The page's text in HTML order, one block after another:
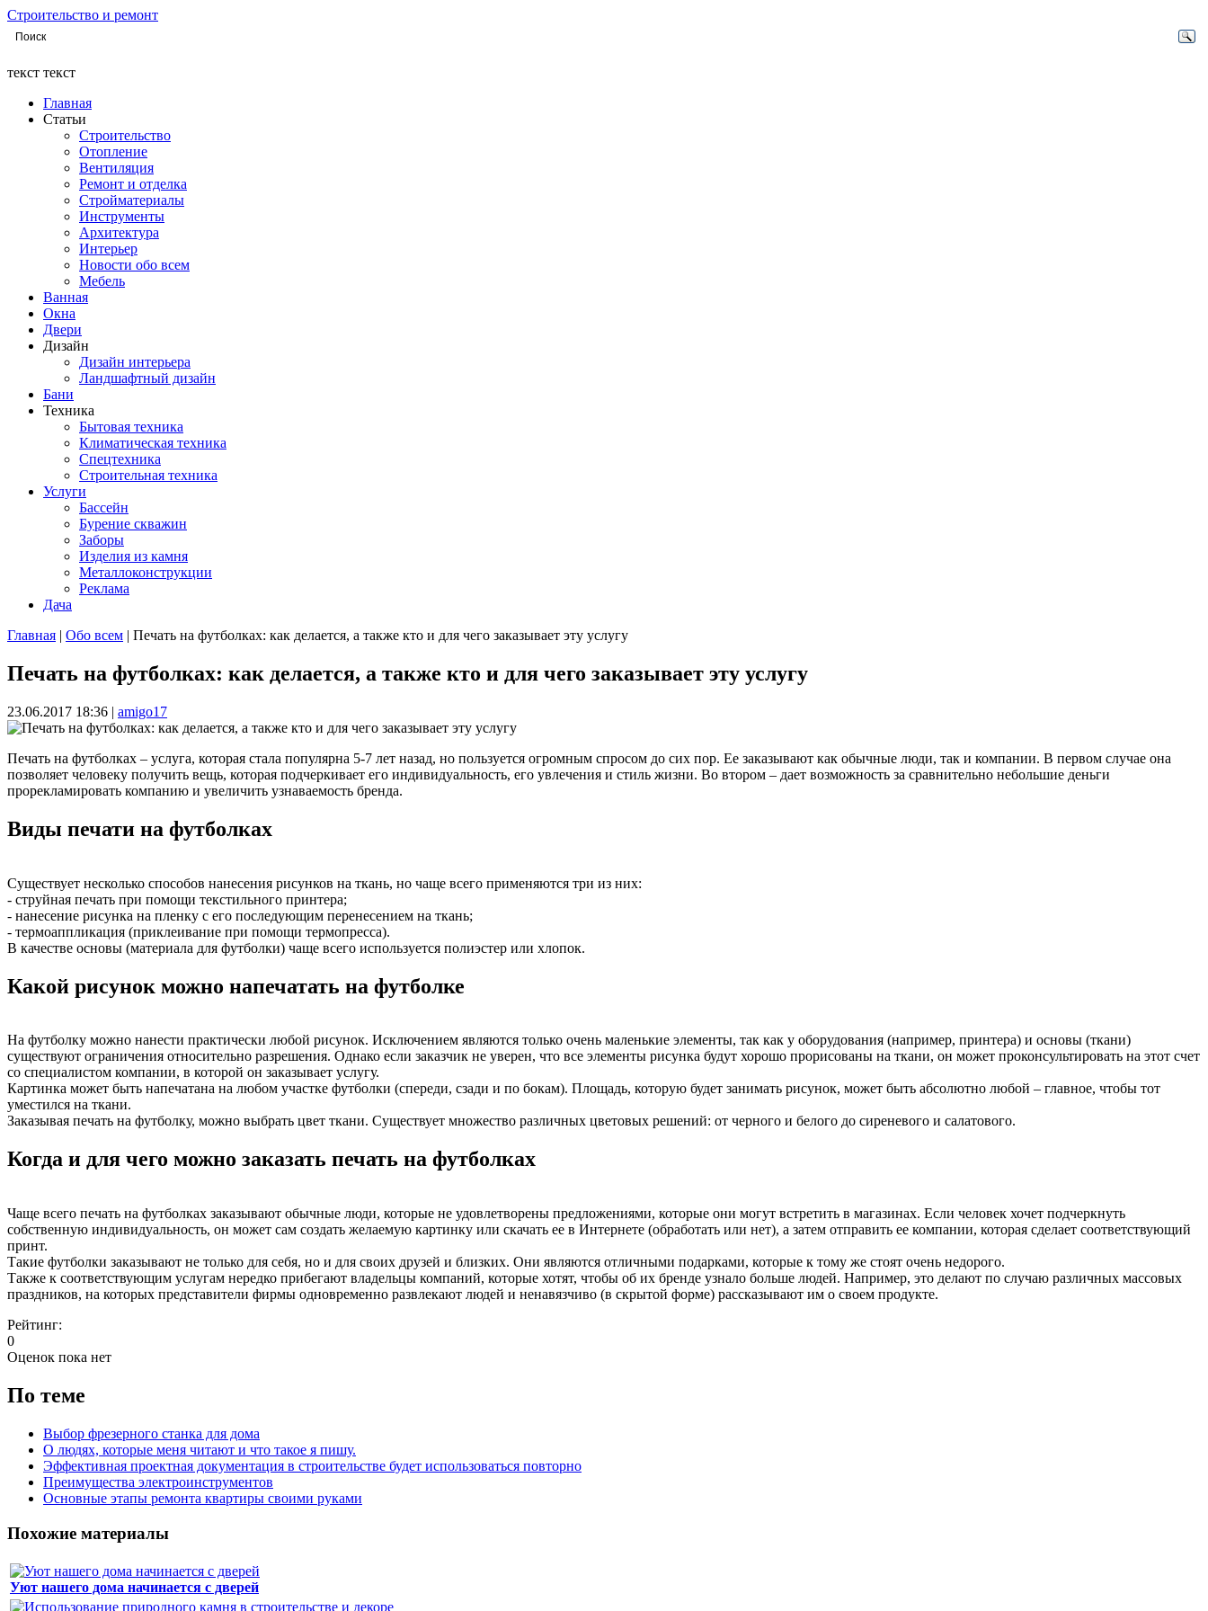
Строительство и ремонт
текст текст
Главная
Статьи
Строительство
Отопление
Вентиляция
Ремонт и отделка
Стройматериалы
Инструменты
Архитектура
Интерьер
Новости обо всем
Мебель
Ванная
Окна
Двери
Дизайн
Дизайн интерьера
Ландшафтный дизайн
Бани
Техника
Бытовая техника
Климатическая техника
Спецтехника
Строительная техника
Услуги
Бассейн
Бурение скважин
Заборы
Изделия из камня
Металлоконструкции
Реклама
Дача
Главная | Обо всем | Печать на футболках: как делается, а также кто и для чего заказывает эту услугу
Печать на футболках: как делается, а также кто и для чего заказывает эту услугу
23.06.2017 18:36 | amigo17
Печать на футболках – услуга, которая стала популярна 5-7 лет назад, но пользуется огромным спросом до сих пор. Ее заказывают как обычные люди, так и компании. В первом случае она
позволяет человеку получить вещь, которая подчеркивает его индивидуальность, его увлечения и стиль жизни. Во втором – дает возможность за сравнительно небольшие деньги
прорекламировать компанию и увеличить узнаваемость бренда.
Виды печати на футболках
Существует несколько способов нанесения рисунков на ткань, но чаще всего применяются три из них:
- струйная печать при помощи текстильного принтера;
- нанесение рисунка на пленку с его последующим перенесением на ткань;
- термоаппликация (приклеивание при помощи термопресса).
В качестве основы (материала для футболки) чаще всего используется полиэстер или хлопок.
Какой рисунок можно напечатать на футболке
На футболку можно нанести практически любой рисунок. Исключением являются только очень маленькие элементы, так как у оборудования (например, принтера) и основы (ткани)
существуют ограничения относительно разрешения. Однако если заказчик не уверен, что все элементы рисунка будут хорошо прорисованы на ткани, он может проконсультировать на этот счет
со специалистом компании, в которой он заказывает услугу.
Картинка может быть напечатана на любом участке футболки (спереди, сзади и по бокам). Площадь, которую будет занимать рисунок, может быть абсолютно любой – главное, чтобы тот
уместился на ткани.
Заказывая печать на футболку, можно выбрать цвет ткани. Существует множество различных цветовых решений: от черного и белого до сиреневого и салатового.
Когда и для чего можно заказать печать на футболках
Чаще всего печать на футболках заказывают обычные люди, которые не удовлетворены предложениями, которые они могут встретить в магазинах. Если человек хочет подчеркнуть
собственную индивидуальность, он может сам создать желаемую картинку или скачать ее в Интернете (обработать или нет), а затем отправить ее компании, которая сделает соответствующий
принт.
Такие футболки заказывают не только для себя, но и для своих друзей и близких. Они являются отличными подарками, которые к тому же стоят очень недорого.
Также к соответствующим услугам нередко прибегают владельцы компаний, которые хотят, чтобы об их бренде узнало больше людей. Например, это делают по случаю различных массовых
праздников, на которых представители фирмы одновременно развлекают людей и ненавязчиво (в скрытой форме) рассказывают им о своем продукте.
Рейтинг:
0
Оценок пока нет
По теме
Выбор фрезерного станка для дома
О людях, которые меня читают и что такое я пишу.
Эффективная проектная документация в строительстве будет использоваться повторно
Преимущества электроинструментов
Основные этапы ремонта квартиры своими руками
Похожие материалы
Уют нашего дома начинается с дверей